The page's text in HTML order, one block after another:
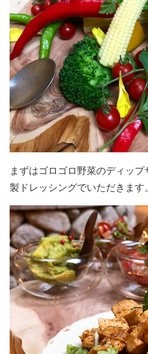
まずはゴロゴロ野菜のディッ
製ドレッシングでいただきます。